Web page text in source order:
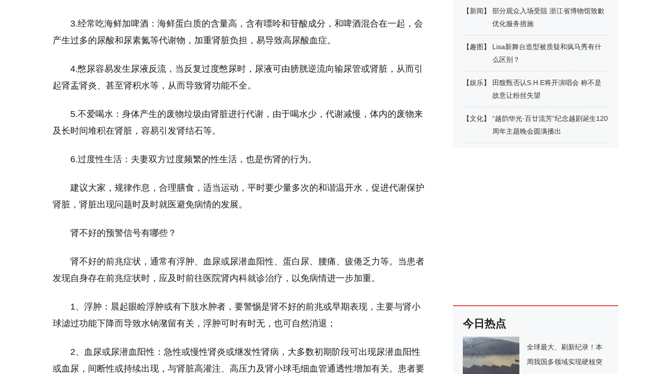
3.经常吃海鲜加啤酒：海鲜蛋白质的含量高，含有嘌呤和苷酸成分，和啤酒混合在一起，会
产生过多的尿酸和尿素氮等代谢物，加重肾脏负担，易导致高尿酸血症。
4.憋尿容易发生尿液反流，当反复过度憋尿时，尿液可由膀胱逆流向输尿管或肾脏，从而引
起肾盂肾炎、甚至肾积水等，从而导致肾功能不全。
5.不爱喝水：身体产生的废物垃圾由肾脏进行代谢，由于喝水少，代谢减慢，体内的废物来
及长时间堆积在肾脏，容易引发肾结石等。
6.过度性生活：夫妻双方过度频繁的性生活，也是伤肾的行为。
建议大家，规律作息，合理膳食，适当运动，平时要少量多次的和谐温开水，促进代谢保护
肾脏，肾脏出现问题时及时就医避免病情的发展。
肾不好的预警信号有哪些？
肾不好的前兆症状，通常有浮肿、血尿或尿潜血阳性、蛋白尿、腰痛、疲倦乏力等。当患者
发现自身存在前兆症状时，应及时前往医院肾内科就诊治疗，以免病情进一步加重。
1、浮肿：晨起眼睑浮肿或有下肢水肿者，要警惕是肾不好的前兆或早期表现，主要与肾小
球滤过功能下降而导致水钠潴留有关，浮肿可时有时无，也可自然消退；
2、血尿或尿潜血阳性：急性或慢性肾炎或继发性肾病，大多数初期阶段可出现尿潜血阳性
或血尿，间断性或持续出现，与肾脏高灌注、高压力及肾小球毛细血管通透性增加有关。患者要
【新闻】
部分观众入场受阻 浙江省博物馆致歉
优化服务措施
【趣图 】
Lisa新舞台造型被质疑和疯马秀有什
么区别？
【娱乐】
田馥甄否认S.H.E将开演唱会 称不是
故意让粉丝失望
【文化】
“越韵华光·百廿流芳”纪念越剧诞生120
周年主题晚会圆满播出
今日热点
全球最大、刷新纪录！本
周我国多领域实现硬核突